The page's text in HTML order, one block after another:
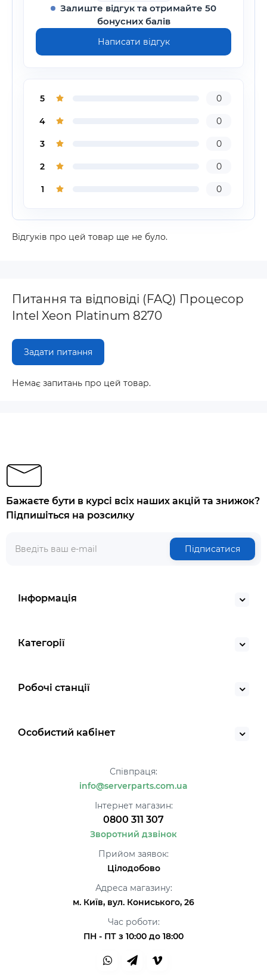
Залиште відгук та отримайте 50
бонусних балів
Написати відгук
5 0
4 0
3 0
2 0
1 0
Відгуків про цей товар ще не було.
Питання та відповіді (FAQ) Процесор
Intel Xeon Platinum 8270
Задати питання
Немає запитань про цей товар.
Бажаєте бути в курсі всіх наших акцій та знижок?
Підпишіться на розсилку
Підписатися
Інформація
Категорії
Робочі станції
Особистий кабінет
Співпраця:
info@serverparts.com.ua
Інтернет магазин:
0800 311 307
Зворотний дзвінок
Прийом заявок:
Цілодобово
Адреса магазину:
м. Київ, вул. Кониського, 26
Час роботи:
ПН - ПТ з 10:00 до 18:00